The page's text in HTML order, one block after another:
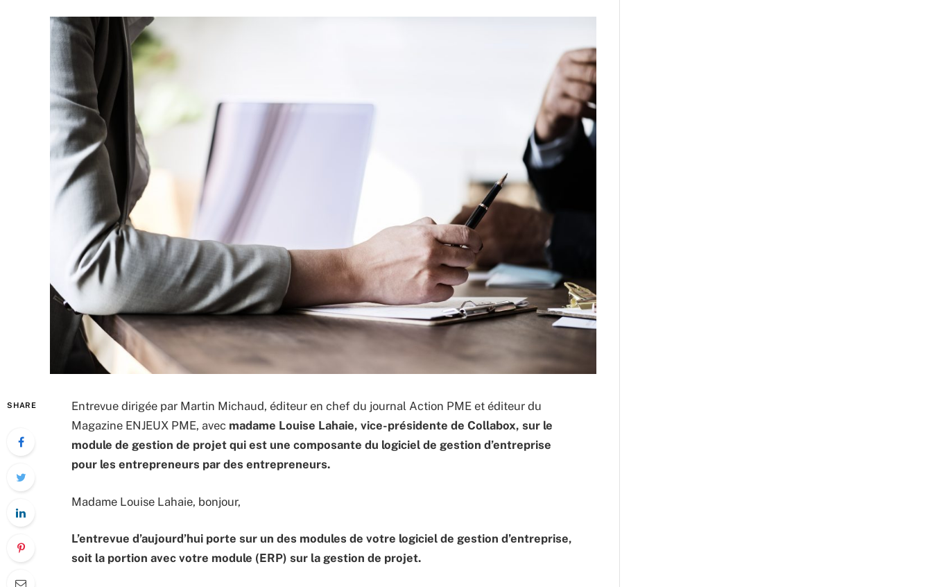
SHARE
Entrevue dirigée par Martin Michaud, éditeur en chef du journal Action PME et éditeur du
Magazine ENJEUX PME, avec madame Louise Lahaie, vice-présidente de Collabox, sur le
module de gestion de projet qui est une composante du logiciel de gestion d’entreprise
pour les entrepreneurs par des entrepreneurs.
Madame Louise Lahaie, bonjour,
L’entrevue d’aujourd’hui porte sur un des modules de votre logiciel de gestion d’entreprise,
soit la portion avec votre module (ERP) sur la gestion de projet.